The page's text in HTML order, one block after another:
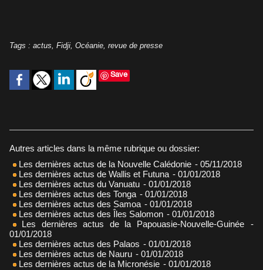
Tags : actus, Fidji, Océanie, revue de presse
Save
Autres articles dans la même rubrique ou dossier:
Les dernières actus de la Nouvelle Calédonie - 05/11/2018
Les dernières actus de Wallis et Futuna - 01/01/2018
Les dernières actus du Vanuatu - 01/01/2018
Les dernières actus des Tonga - 01/01/2018
Les dernières actus des Samoa - 01/01/2018
Les dernières actus des Îles Salomon - 01/01/2018
Les dernières actus de la Papouasie-Nouvelle-Guinée
-
01/01/2018
Les dernières actus des Palaos - 01/01/2018
Les dernières actus de Nauru - 01/01/2018
Les dernières actus de la Micronésie - 01/01/2018